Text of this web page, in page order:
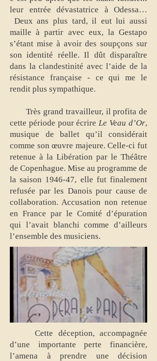
leur entrée dévastatrice à Odessa…
Deux ans plus tard, il eut lui aussi
maille à partir avec eux, la Gestapo
s’étant mise à avoir des soupçons sur
son identité réelle. Il dût disparaître
dans la clandestinité avec l’aide de la
résistance française - ce qui me le
rendit plus sympathique.
Très grand travailleur, il profita de
cette période pour écrireLe Veau d’Or,
musique de ballet qu’il considérait
comme son œuvre majeure. Celle-ci fut
retenue à la Libération par le Théâtre
de Copenhague. Mise au programme de
la saison 1946-47, elle fut finalement
refusée par les Danois pour cause de
collaboration. Accusation non retenue
en France par le Comité d’épuration
qui l’avait blanchi comme d’ailleurs
l’ensemble des musiciens.
Cette déception, accompagnée
d’une importante perte financière,
l’amena à prendre une décision